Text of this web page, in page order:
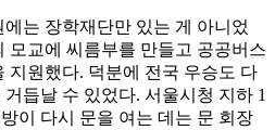
는 장학재단만 있는 게 아니었
모교에 씨름부를 만들고 공공버스
지원했다. 덕분에 전국 우승도 다
듭날 수 있었다. 서울시청 지하 1
이 다시 문을 여는 데는 문 회장